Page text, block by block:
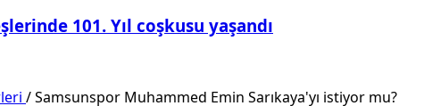
101. Yıl coşkusu yaşandı
/Samsunspor Muhammed Emin Sarıkaya'yı istiyor mu?